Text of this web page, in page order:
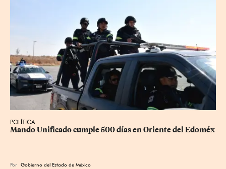
POLÍTICA
Mando Unificado cumple 500 días en Oriente del Edoméx
Por Gobierno del Estado de México